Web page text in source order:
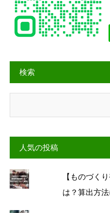
検索
人気の投稿
【ものづく
は？算出方